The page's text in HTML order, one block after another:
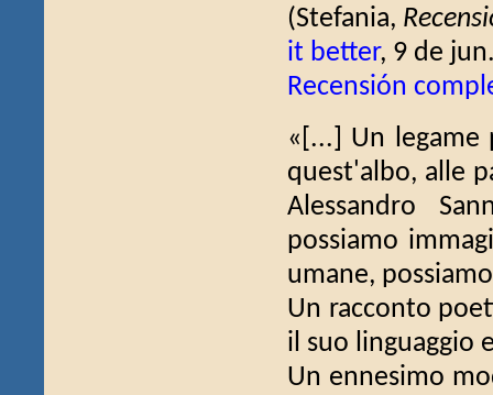
(Stefania,
it better, 9 de
Recensión
«[...] Un legame
quest'albo, alle
Alessandro
possiamo
umane,
Un racconto
il suo linguaggio
Un ennesimo